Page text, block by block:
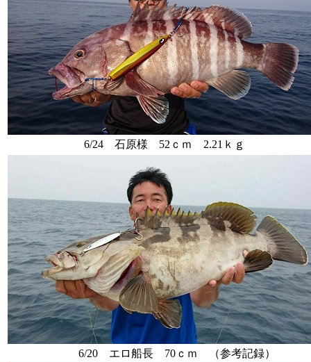
6/24 石原様 52ｃｍ 2.21ｋｇ
6/20 エロ船長 70ｃｍ （参考記録）